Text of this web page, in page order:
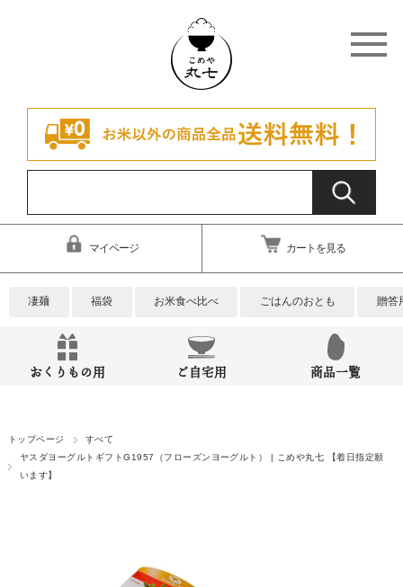
マイページ カートを見る
凄麺 福袋 お米食べ比べ ごはんのおとも 贈答
おくりもの用 ご自宅用 商品一覧
トップページ
すべて
ヤスダヨーグルトギフトG1957（フローズンヨーグルト） | こめや丸七 【着日指定願
います】